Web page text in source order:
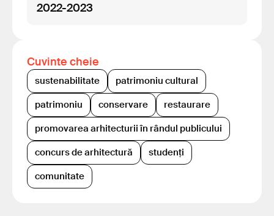
2022-2023
Cuvinte cheie
sustenabilitate
patrimoniu cultural
patrimoniu
conservare
restaurare
promovarea arhitecturii în rândul publicului
concurs de arhitectură
studenți
comunitate